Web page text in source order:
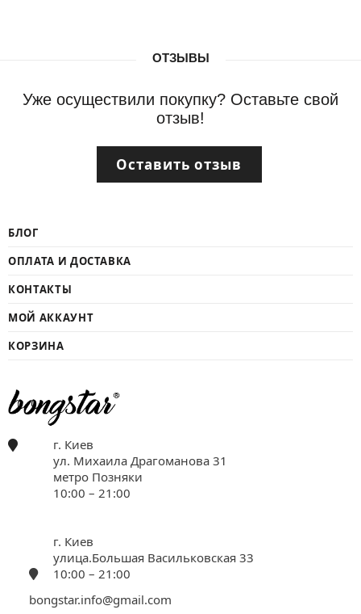
ОТЗЫВЫ
Уже осуществили покупку? Оставьте свой
отзыв!
Оставить отзыв
БЛОГ
ОПЛАТА И ДОСТАВКА
КОНТАКТЫ
МОЙ АККАУНТ
КОРЗИНА
г. Киев
ул. Михаила Драгоманова 31
метро Позняки
10:00 – 21:00
г. Киев
улица.Большая Васильковская 33
10:00 – 21:00
bongstar.info@gmail.com